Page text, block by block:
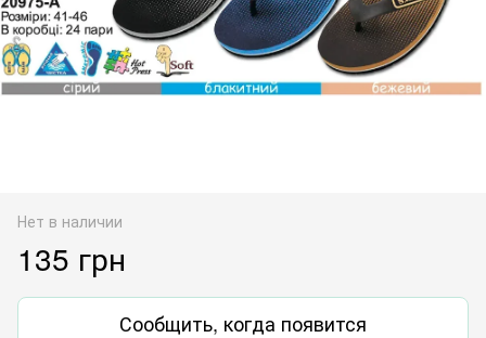
Нет в наличии
135 грн
Сообщить, когда появится